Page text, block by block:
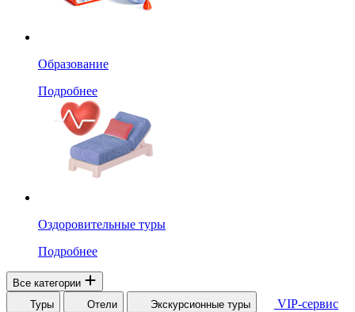
Образование
Подробнее
Оздоровительные туры
Подробнее
Все категории
Туры
Отели Экскурсионные туры
VIP-сервис